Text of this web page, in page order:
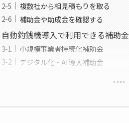
複数社から相見積もりを取る
補助金や助成金を確認する
自動釣銭機導入で利用できる補助金
小規模事業者持続化補助金
デジタル化・AI導入補助金